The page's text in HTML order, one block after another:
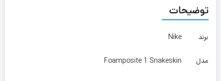
توضیحات
برند Nike
مدل Foamposite 1 Snakeskin